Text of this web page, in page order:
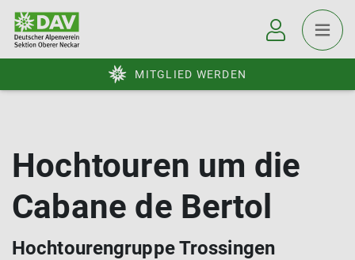
MITGLIED WERDEN
Hochtouren um die
Cabane de Bertol
Hochtourengruppe Trossingen